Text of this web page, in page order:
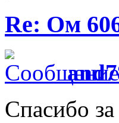
Re: Ом
Спасибо